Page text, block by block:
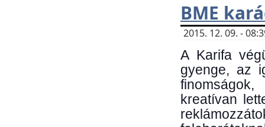
BME
2015. 12. 09. -
A Karifa
gyenge, az
kreatívan